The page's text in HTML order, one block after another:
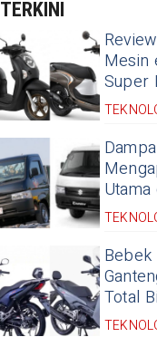
TERKINI
Mesin
Super
Total